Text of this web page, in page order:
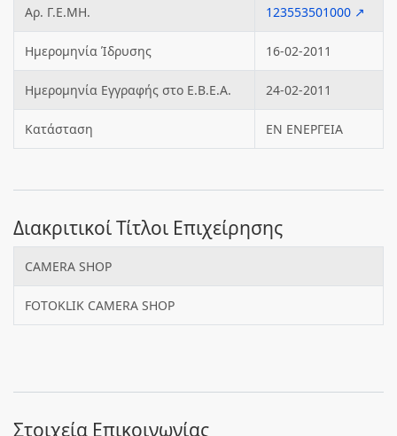
Αρ. Γ.Ε.ΜΗ. 123553501000 ↗
Ημερομηνία Ίδρυσης 16-02-2011
Ημερομηνία Εγγραφής στο Ε.Β.Ε.Α. 24-02-2011
Κατάσταση ΕΝ ΕΝΕΡΓΕΙΑ
Διακριτικοί Τίτλοι Επιχείρησης
CAMERA SHOP
FOTOKLIK CAMERA SHOP
Στοιχεία Επικοινωνίας